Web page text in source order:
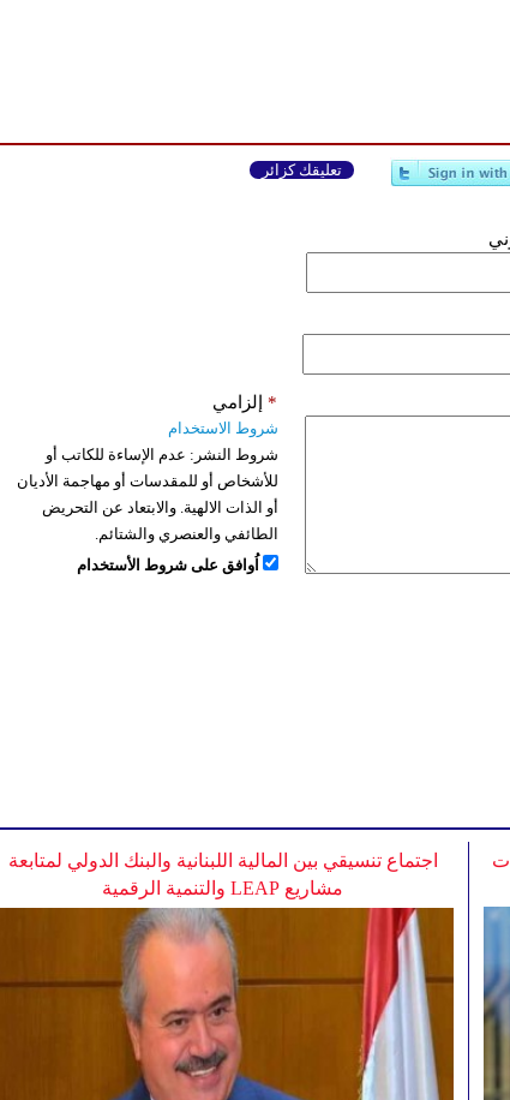
تعليقك كزائر
إلزامي *
شروط الاستخدام
شروط النشر: عدم الإساءة للكاتب أو
للأشخاص أو للمقدسات أو مهاجمة الأديان
أو الذات الالهية. والابتعاد عن التحريض
الطائفي والعنصري والشتائم.
اُوافق على شروط الأستخدام
اجتماع تنسيقي بين المالية اللبنانية والبنك الدولي لمتابعة
مشاريع LEAP والتنمية الرقمية